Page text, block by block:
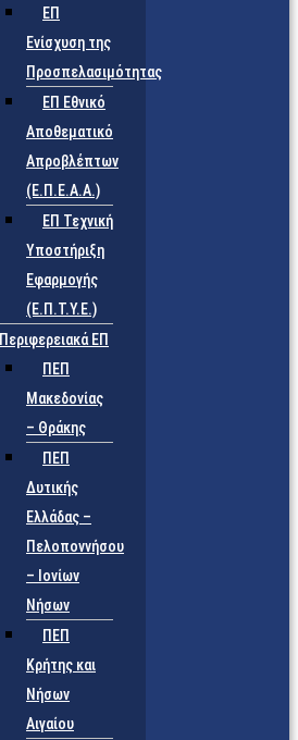
ΕΠ
Ενίσχυση της
Προσπελασιμότητας
ΕΠ Εθνικό
Αποθεματικό
Απροβλέπτων
(Ε.Π.Ε.Α.Α.)
ΕΠ Τεχνική
Υποστήριξη
Εφαρμογής
(Ε.Π.Τ.Υ.Ε.)
Περιφερειακά ΕΠ
ΠΕΠ
Μακεδονίας
– Θράκης
ΠΕΠ
Δυτικής
Ελλάδας –
Πελοποννήσου
– Ιονίων
Νήσων
ΠΕΠ
Κρήτης και
Νήσων
Αιγαίου